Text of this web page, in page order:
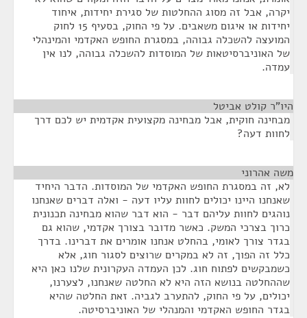
יקרה, אבל זה מסוג ההחלטות של סגירת יחידות, איחוד
יחידות או איגום משאבים. על פי החוק, בסעיף 15 לחוק
המועצה להשכלה גבוהה, במסגרת החופש האקדמי והמינהלי
של האוניברסיטאות של המוסדות להשכלה גבוהה, לנו אין
עמדה.
היו"ר קולט אביטל
מבחינה חוקית, אבל מבחינה מקצועית אקדמית יש לכם דרך
לחוות דעה?
משה אהרוני
לא, זה במסגרת החופש האקדמי של המוסדות. הדבר היחיד
שאנחנו היינו יכולים לחוות עליו דעה - ואלה דברים שאנחנו
נוהגים לחוות עליהם דבר - הוא דבר שהוא מבחינה תכנונית
כרוך בצרכי המשק. כאשר מדובר בצורך אקדמי, שהוא גם
בגדר צורך לאומי, בהחלט אנחנו אומרים את דברינו. בדרך
כלל זה הפוך, זה לא במקרים שרוצים לסגור חוג, אלא
כשמבקשים לפתוח חוג. לכן העמדה העקרונית שלנו כאן היא
שההחלטה בנושא הזה היא לא החלטה שאנחנו, לצערנו,
יכולים, על פי החוק, להתערב לגביה. זאת החלטה שהיא
בגדר החופש האקדמי והמנהלי של האוניברסיטה.